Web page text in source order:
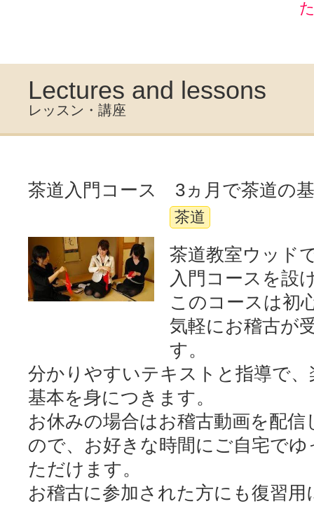
Lectures and lessons
レッスン・講座
茶道入門コース 3ヵ月で茶道の
茶道
茶道教室ウッド
入門コースを設
このコースは初
気軽にお稽古が
す。
分かりやすいテキストと指導で
基本を身につきます。
お休みの場合はお稽古動画を配
ので、お好きな時間にご自宅で
ただけます。
お稽古に参加された方にも復習用